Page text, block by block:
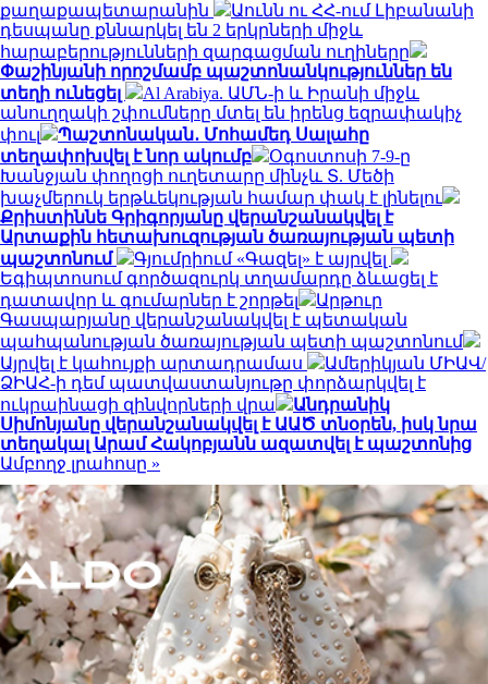
քաղաքապետարանին
Աունն ու ՀՀ-ում Լիբանանի
դեսպանը քննարկել են 2 երկրների միջև
հարաբերությունների զարգացման ուղիները
Փաշինյանի որոշմամբ պաշտոնանկություններ են
տեղի ունեցել
Al Arabiya. ԱՄՆ-ի և Իրանի միջև
անուղղակի շփումները մտել են իրենց եզրափակիչ
փուլ
Պաշտոնական․ Մոհամեդ Սալահը
տեղափոխվել է նոր ակումբ
Օգոստոսի 7-9-ը
Խանջյան փողոցի ուղետարը մինչև Տ. Մեծի
խաչմերուկ երթևեկության համար փակ է լինելու
Քրիստիննե Գրիգորյանը վերանշանակվել է
Արտաքին հետախուզության ծառայության պետի
պաշտոնում
Գյումրիում «Գազել» է այրվել
Եգիպտոսում գործազուրկ տղամարդը ձևացել է
դատավոր և գումարներ է շորթել
Արթուր
Գասպարյանը վերանշանակվել է պետական
պահպանության ծառայության պետի պաշտոնում
Այրվել է կահույքի արտադրամաս
Ամերիկյան ՄԻԱՎ/
ՁԻԱՀ-ի դեմ պատվաստանյութը փորձարկվել է
ուկրաինացի զինվորների վրա
Անդրանիկ
Սիմոնյանը վերանշանակվել է ԱԱԾ տնօրեն, իսկ նրա
տեղակալ Արամ Հակոբյանն ազատվել է պաշտոնից
Ամբողջ լրահոսը »